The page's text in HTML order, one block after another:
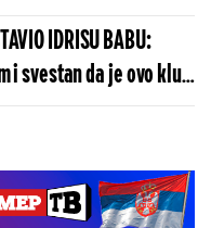
IDRISU BABU:
i svestan da je ovo klub